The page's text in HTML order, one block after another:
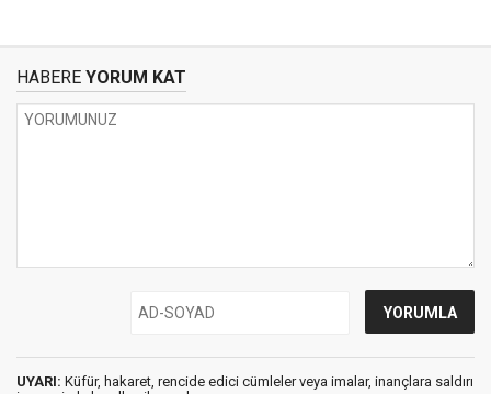
HABERE YORUM KAT
UYARI: Küfür, hakaret, rencide edici cümleler veya imalar, inançlara saldırı